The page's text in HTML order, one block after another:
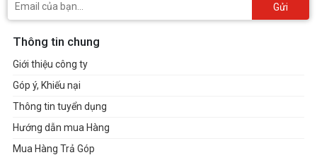
Gửi
Thông tin chung
Giới thiệu công ty
Góp ý, Khiếu nại
Thông tin tuyển dụng
Hướng dẫn mua Hàng
Mua Hàng Trả Góp